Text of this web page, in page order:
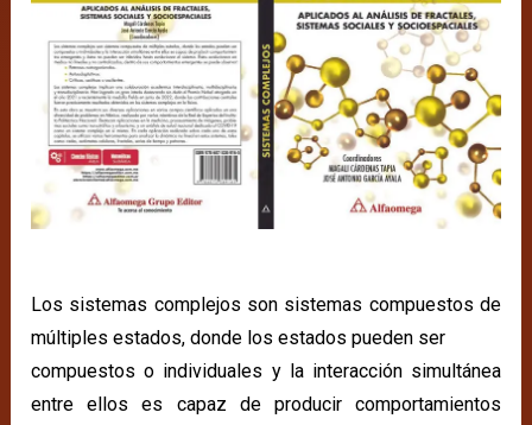
Los sistemas complejos son sistemas compuestos de
múltiples estados, donde los estados pueden ser
compuestos o individuales y la interacción simultánea
entre ellos es capaz de producir comportamientos